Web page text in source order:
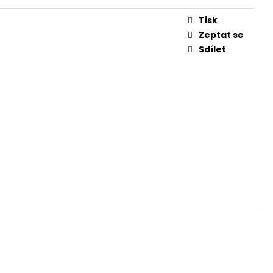
Tisk
Zeptat se
Sdílet